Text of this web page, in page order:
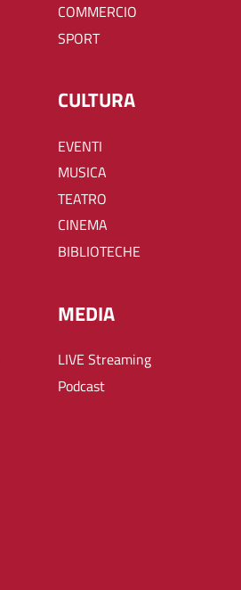
COMMERCIO
SPORT
CULTURA
EVENTI
MUSICA
TEATRO
CINEMA
BIBLIOTECHE
MEDIA
LIVE Streaming
Podcast